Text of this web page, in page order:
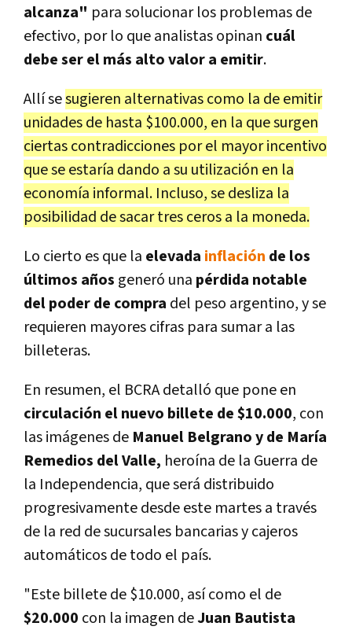
alcanza" para solucionar los problemas de
efectivo, por lo que analistas opinan cuál
debe ser el más alto valor a emitir.
Allí sesugieren alternativas como la de emitir
unidades de hasta $100.000, en la que surgen
ciertas contradicciones por el mayor incentivo
que se estaría dando a su utilización en la
economía informal. Incluso, se desliza la
posibilidad de sacar tres ceros a la moneda.
Lo cierto es que la elevada inflación de los
últimos años generó una pérdida notable
del poder de compra del peso argentino, y se
requieren mayores cifras para sumar a las
billeteras.
En resumen, el BCRA detalló que pone en
circulación el nuevo billete de $10.000, con
las imágenes de Manuel Belgrano y de María
Remedios del Valle, heroína de la Guerra de
la Independencia, que será distribuido
progresivamente desde este martes a través
de la red de sucursales bancarias y cajeros
automáticos de todo el país.
"Este billete de $10.000, así como el de
$20.000 con la imagen deJuan Bautista